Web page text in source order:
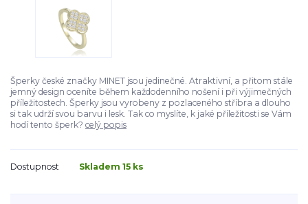
Šperky české značky MINET jsou jedinečné. Atraktivní, a přitom stále
jemný design oceníte během každodenního nošení i při výjimečných
příležitostech. Šperky jsou vyrobeny z pozlaceného stříbra a dlouho
si tak udrží svou barvu i lesk. Tak co myslíte, k jaké příležitosti se Vám
hodí tento šperk? celý popis
Dostupnost Skladem 15 ks